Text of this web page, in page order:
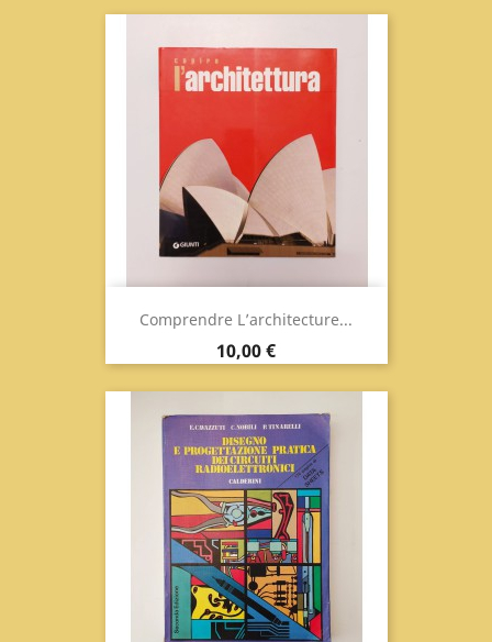
Comprendre L’architecture...
Prix
10,00 €